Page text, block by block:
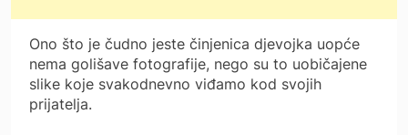
Ono što je čudno jeste činjenica djevojka uopće
nema golišave fotografije, nego su to uobičajene
slike koje svakodnevno viđamo kod svojih
prijatelja.